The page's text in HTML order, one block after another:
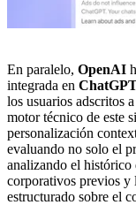
En paralelo, OpenAI
integrada en
los usuarios adscritos
motor técnico de este
personalización
evaluando no solo el
analizando el histórico
corporativos previos y
estructurado sobre el